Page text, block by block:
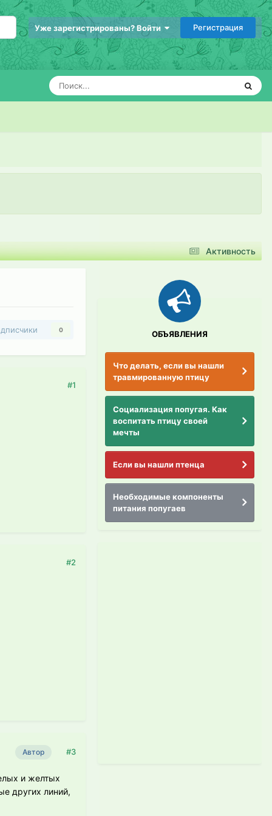
Уже зарегистрированы? Войти Регистрация
Активность
0
#1
#2
Автор #3
и желтых
других линий,
ОБЪЯВЛЕНИЯ
Что делать, если вы нашли
травмированную птицу
Социализация попугая. Как
воспитать птицу своей
мечты
Если вы нашли птенца
Необходимые компоненты
питания попугаев